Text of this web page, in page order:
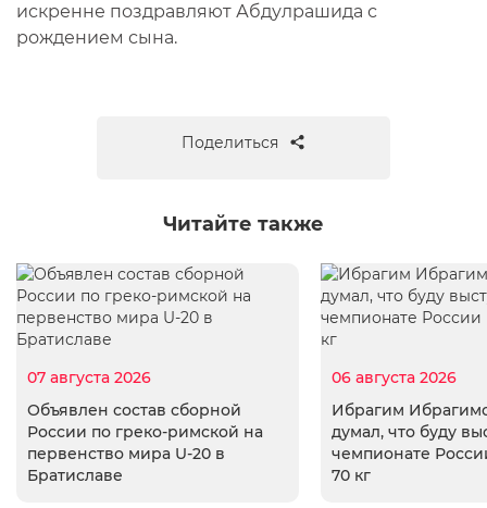
искренне поздравляют Абдулрашида с
рождением сына.
Поделиться
Читайте также
07 августа 2026
Объявлен состав сборной
России по греко-римской на
первенство мира U-20 в
Братиславе
06 августа 2026
Ибрагим
думал, что буду
чемпионате
70 кг